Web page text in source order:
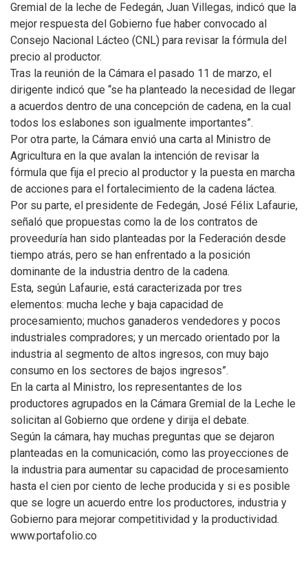
Gremial de la leche de Fedegán, Juan Villegas, indicó que la
mejor respuesta del Gobierno fue haber convocado al
Consejo Nacional Lácteo (CNL) para revisar la fórmula del
precio al productor.
Tras la reunión de la Cámara el pasado 11 de marzo, el
dirigente indicó que “se ha planteado la necesidad de llegar
a acuerdos dentro de una concepción de cadena, en la cual
todos los eslabones son igualmente importantes”.
Por otra parte, la Cámara envió una carta al Ministro de
Agricultura en la que avalan la intención de revisar la
fórmula que fija el precio al productor y la puesta en marcha
de acciones para el fortalecimiento de la cadena láctea.
Por su parte, el presidente de Fedegán, José Félix Lafaurie,
señaló que propuestas como la de los contratos de
proveeduría han sido planteadas por la Federación desde
tiempo atrás, pero se han enfrentado a la posición
dominante de la industria dentro de la cadena.
Esta, según Lafaurie, está caracterizada por tres
elementos: mucha leche y baja capacidad de
procesamiento; muchos ganaderos vendedores y pocos
industriales compradores; y un mercado orientado por la
industria al segmento de altos ingresos, con muy bajo
consumo en los sectores de bajos ingresos”.
En la carta al Ministro, los representantes de los
productores agrupados en la Cámara Gremial de la Leche le
solicitan al Gobierno que ordene y dirija el debate.
Según la cámara, hay muchas preguntas que se dejaron
planteadas en la comunicación, como las proyecciones de
la industria para aumentar su capacidad de procesamiento
hasta el cien por ciento de leche producida y si es posible
que se logre un acuerdo entre los productores, industria y
Gobierno para mejorar competitividad y la productividad.
www.portafolio.co